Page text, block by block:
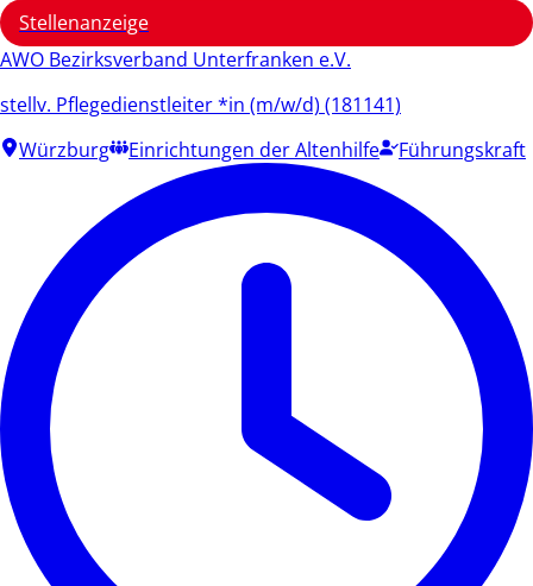
Stellenanzeige
AWO Bezirksverband Unterfranken e.V.
stellv. Pflegedienstleiter *in (m/w/d) (181141)
Würzburg
Einrichtungen der Altenhilfe Führungskraft